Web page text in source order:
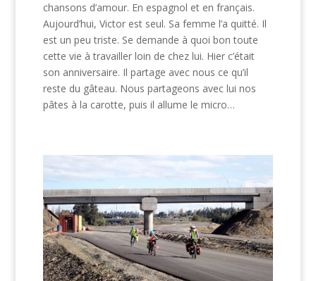
chansons d’amour. En espagnol et en français.
Aujourd’hui, Victor est seul. Sa femme l’a quitté. Il
est un peu triste. Se demande à quoi bon toute
cette vie à travailler loin de chez lui. Hier c’était
son anniversaire. Il partage avec nous ce qu’il
reste du gâteau. Nous partageons avec lui nos
pâtes à la carotte, puis il allume le micro…